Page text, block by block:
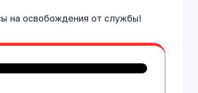
на освобождения от службы!